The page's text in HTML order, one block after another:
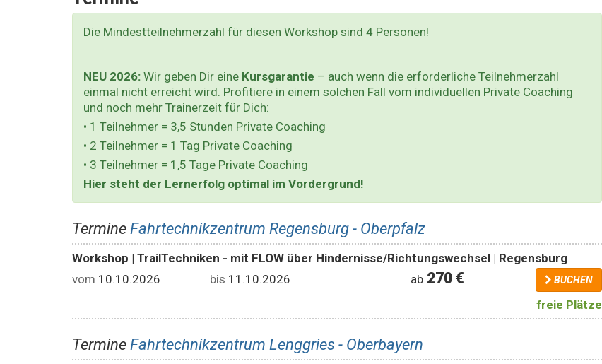
Die Mindestteilnehmerzahl für diesen Workshop sind 4 Personen!
NEU 2026: Wir geben Dir eine Kursgarantie – auch wenn die erforderliche Teilnehmerzahl
einmal nicht erreicht wird. Profitiere in einem solchen Fall vom individuellen Private Coaching
und noch mehr Trainerzeit für Dich:
• 1 Teilnehmer = 3,5 Stunden Private Coaching
• 2 Teilnehmer = 1 Tag Private Coaching
• 3 Teilnehmer = 1,5 Tage Private Coaching
Hier steht der Lernerfolg optimal im Vordergrund!
Termine Fahrtechnikzentrum Regensburg - Oberpfalz
Workshop | TrailTechniken - mit FLOW über Hindernisse/Richtungswechsel | Regensburg
vom 10.10.2026 bis 11.10.2026 ab 270 € BUCHEN
freie Plätze
Termine Fahrtechnikzentrum Lenggries - Oberbayern